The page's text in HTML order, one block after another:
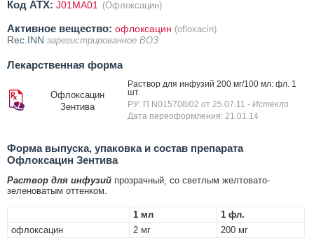
Код ATX: J01MA01 (Офлоксацин)
Активное вещество: офлоксацин (ofloxacin)
Rec.INN зарегистрированное ВОЗ
Лекарственная форма
Офлоксацин
Зентива
Раствор для инфузий 200 мг/100 мл: фл. 1
шт.
РУ: П N015708/02 от 25.07.11 - Истекло
Дата переоформления: 21.01.14
Форма выпуска, упаковка и состав препарата
Офлоксацин Зентива
Раствор для инфузий прозрачный, со светлым желтовато-
зеленоватым оттенком.
1 мл
1 фл.
офлоксацин
2 мг 200 мг